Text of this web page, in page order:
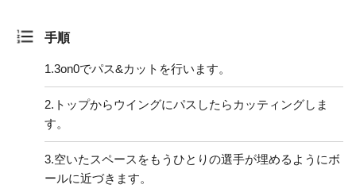
手順
1.3on0でパス&カットを行います。
2. トップからウイングにパスしたらカッティングしま
す。
3.空いたスペースをもうひとりの選手が埋めるようにボ
ールに近づきます。